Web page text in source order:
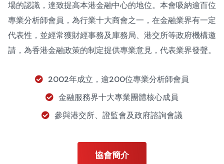
場的認識，達致提高本港金融中心的地位。本會吸納逾百位
專業分析師會員，為行業十大商會之一，在金融業界有一定
代表性，並經常獲財經事務及庫務局、港交所等政府機構邀
請，為香港金融政策的制定提供專業意見，代表業界發聲。
2002年成立，逾200位專業分析師會員
金融服務界十大專業團體核心成員
參與港交所、證監會及政府諮詢會議
協會簡介